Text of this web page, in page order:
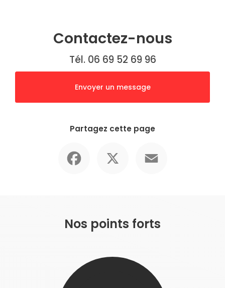
Contactez-nous
Tél. 06 69 52 69 96
Envoyer un message
Partagez cette page
Nos points forts